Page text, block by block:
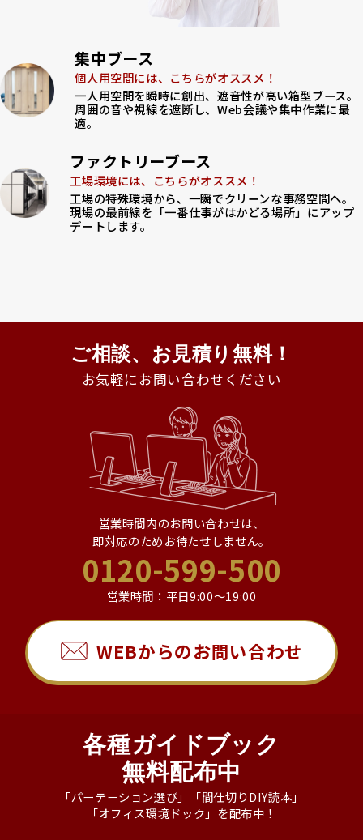
集中ブース
個人用空間には、こちらがオススメ！
一人用空間を瞬時に創出、遮音性が高い箱型ブース。
周囲の音や視線を遮断し、Web会議や集中作業に最
適。
ファクトリーブース
工場環境には、こちらがオススメ！
工場の特殊環境から、一瞬でクリーンな事務空間へ。
現場の最前線を「一番仕事がはかどる場所」にアップ
デートします。
ご相談、お見積り無料！
お気軽にお問い合わせください
営業時間内のお問い合わせは、
即対応のためお待たせしません。
0120-599-500
営業時間：平日9:00～19:00
WEBからのお問い合わせ
各種ガイドブック
無料配布中
「パーテーション選び」「間仕切りDIY読本」
「オフィス環境ドック」を配布中！